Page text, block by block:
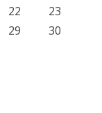
22
23
29
30